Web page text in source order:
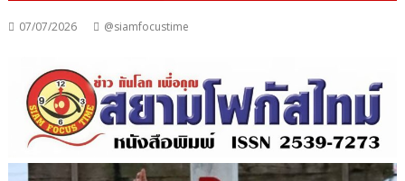
07/07/2026 @siamfocustime